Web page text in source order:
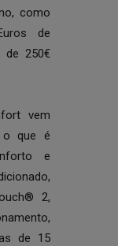
como
de
de 250€
vem
o que é
e
2,
de 15